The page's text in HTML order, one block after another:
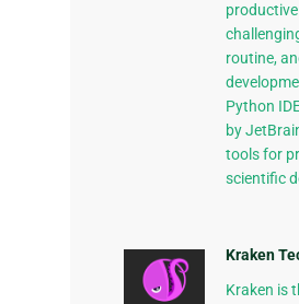
routine,
Python
by
tools for
scientific
Kraken
Kraken is